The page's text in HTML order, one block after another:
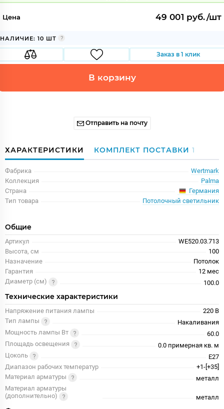
Цена 49 001 руб./шт
НАЛИЧИЕ: 10 ШТ
Заказ в 1 клик
В корзину
Отправить на почту
ХАРАКТЕРИСТИКИ КОМПЛЕКТ ПОСТАВКИ 1
Фабрика
Wertmark
Коллекция
Palma
Страна
Германия
Тип товара
Потолочный светильник
Общие
Артикул
WE520.03.713
Высота, см
100
Назначение
Потолок
Гарантия
12 меc
Диаметр (см)
100.0
Технические характеристики
Напряжение питания лампы
220 В
Тип лампы
Накаливания
Мощность лампы Вт
60.0
Площадь освещения
0.0 примерная кв. м
Цоколь
E27
Диапазон рабочих температур
+1-[+35]
Материал арматуры
металл
Материал арматуры
(дополнительно)
металл